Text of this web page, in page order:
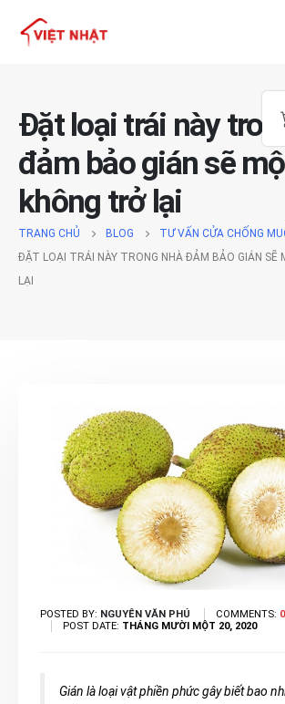
Đặt loại trái này
đảm bảo gián sẽ
không trở lại
TRANG CHỦ BLOG
TƯ VẤN CỬA CHỐNG
ĐẶT LOẠI TRÁI NÀY TRONG NHÀ ĐẢM BẢO GIÁN SẼ
LẠI
POSTED BY: NGUYÊN VĂN PHÚ COMMENTS: 0
POST DATE: THÁNG MƯỜI MỘT 20, 2020
Gián là loại vật phiền phức gây biết bao